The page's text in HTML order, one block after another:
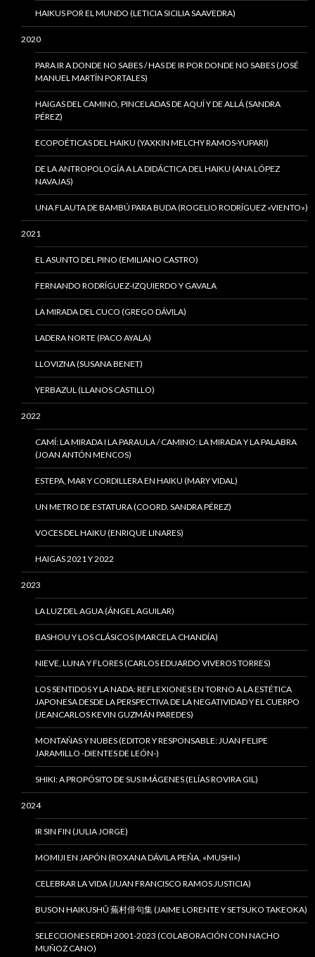
HAIKUS POR EL MUNDO (LETICIA SICILIA SAAVEDRA)
2020
PARA IR A DONDE NO SABES / HAS DE IR POR DONDE NO SABES (JOSÉ
MANUEL MARTÍN PORTALES)
HAIGAS DEL CAMINO, PINCELADAS DE AQUÍ Y DE ALLÁ (SANDRA
PÉREZ)
ECOPOÉTICAS DEL HAIKU (YAXKIN MELCHY RAMOS-YUPARI)
DE LA ANTROPOLOGÍA A LA DIDÁCTICA DEL HAIKU (ANA LÓPEZ
NAVAJAS)
UNA FLAUTA DE BAMBÚ PARA BUDA (ROGELIO RODRÍGUEZ «VIENTO»)
2021
EL ASUNTO DEL PINO (EMILIANO CASTRO)
FERNANDO RODRÍGUEZ-IZQUIERDO Y GAVALA
LA MIRADA DEL CUCO (GREGO DÁVILA)
LADERA NORTE (PACO AYALA)
LLOVIZNA (SUSANA BENET)
YERBAZUL (LLANOS CASTILLO)
2022
CAMÍ: LA MIRADA I LA PARAULA / CAMINO: LA MIRADA Y LA PALABRA
(JOAN ANTÓN MENCOS)
ESTEPA, MAR Y CORDILLERA EN HAIKU (MARY VIDAL)
UN METRO DE ESTATURA (COORD. SANDRA PÉREZ)
VOCES DEL HAIKU (ENRIQUE LINARES)
HAIGAS 2021 Y 2022
2023
LA LUZ DEL AGUA (ÁNGEL AGUILAR)
BASHOU Y LOS CLÁSICOS (MARCELA CHANDÍA)
NIEVE, LUNA Y FLORES (CARLOS EDUARDO VIVEROS TORRES)
LOS SENTIDOS Y LA NADA: REFLEXIONES EN TORNO A LA ESTÉTICA
JAPONESA DESDE LA PERSPECTIVA DE LA NEGATIVIDAD Y EL CUERPO
(JEANCARLOS KEVIN GUZMÁN PAREDES)
MONTAÑAS Y NUBES (EDITOR Y RESPONSABLE: JUAN FELIPE
JARAMILLO -DIENTES DE LEÓN-)
SHIKI: A PROPÓSITO DE SUS IMÁGENES (ELÍAS ROVIRA GIL)
2024
IR SIN FIN (JULIA JORGE)
MOMIJI EN JAPÓN (ROXANA DÁVILA PEÑA, «MUSHI»)
CELEBRAR LA VIDA (JUAN FRANCISCO RAMOS JUSTICIA)
BUSON HAIKUSHÛ 蕪村俳句集 (JAIME LORENTE Y SETSUKO TAKEOKA)
SELECCIONES ERDH 2001-2023 (COLABORACIÓN CON NACHO
MUÑOZ CANO)